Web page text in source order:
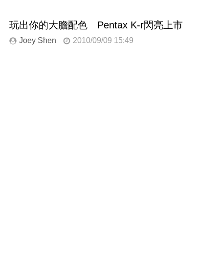
玩出你的大膽配色 Pentax K-r閃亮上市
Joey Shen 2010/09/09 15:49